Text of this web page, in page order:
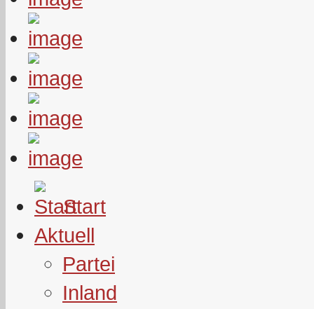
Start
Aktuell
Partei
Inland